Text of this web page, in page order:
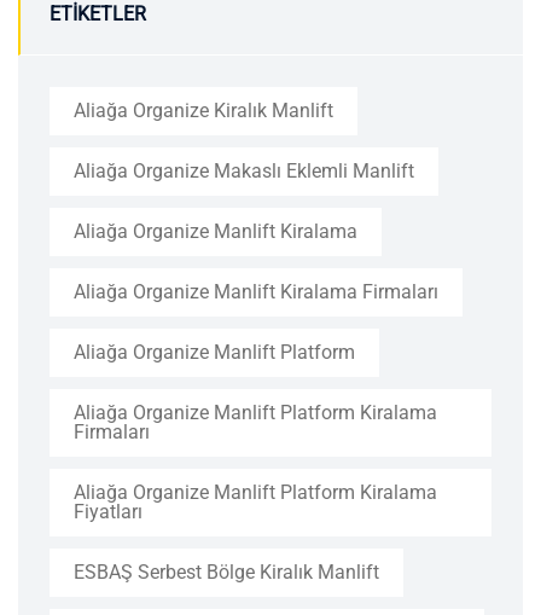
ETIKETLER
Aliağa Organize Kiralık Manlift
Aliağa Organize Makaslı Eklemli Manlift
Aliağa Organize Manlift Kiralama
Aliağa Organize Manlift Kiralama Firmaları
Aliağa Organize Manlift Platform
Aliağa Organize Manlift Platform Kiralama
Firmaları
Aliağa Organize Manlift Platform Kiralama
Fiyatları
ESBAŞ Serbest Bölge Kiralık Manlift